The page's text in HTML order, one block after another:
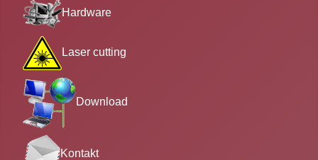
Hardware
Laser cutting
Download
Kontakt